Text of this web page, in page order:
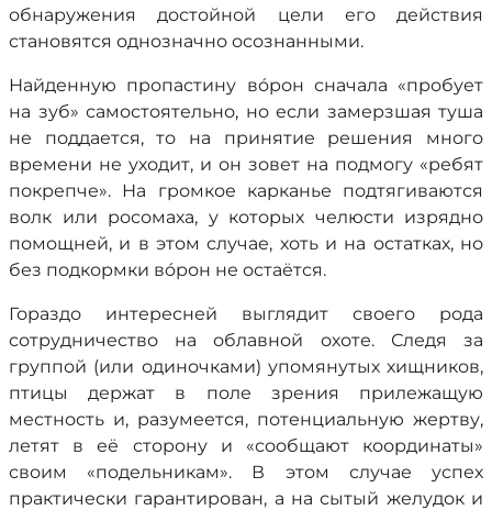
обнаружения достойной цели его действия
становятся однозначно осознанными.
Найденную пропастину вóрон сначала «пробует
на зуб» самостоятельно, но если замерзшая туша
не поддается, то на принятие решения много
времени не уходит, и он зовет на подмогу «ребят
покрепче». На громкое карканье подтягиваются
волк или росомаха, у которых челюсти изрядно
помощней, и в этом случае, хоть и на остатках, но
без подкормки вóрон не остаётся.
Гораздо интересней выглядит своего рода
сотрудничество на облавной охоте. Следя за
группой (или одиночками) упомянутых хищников,
птицы держат в поле зрения прилежащую
местность и, разумеется, потенциальную жертву,
летят в её сторону и «сообщают координаты»
своим «подельникам». В этом случае успех
практически гарантирован, а на сытый желудок и